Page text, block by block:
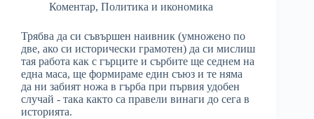
Коментар, Политика и икономика
Трябва да си съвършен наивник (умножено по
две, ако си исторически грамотен) да си мислиш
тая работа как с гърците и сърбите ще седнем на
една маса, ще формираме един съюз и те няма
да ни забият ножа в гърба при първия удобен
случай - така както са правели винаги до сега в
историята.